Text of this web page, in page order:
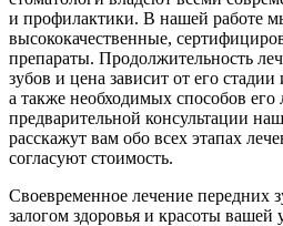
и профилактики. В нашей работе
высококачественные,
препараты. Продолжительность
зубов и цена зависит от его
а также необходимых способов его
предварительной консультации
расскажут вам обо всех этапах
согласуют стоимость.
Своевременное лечение передних
залогом здоровья и красоты вашей